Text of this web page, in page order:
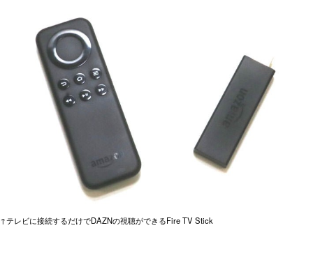
↑テレビに接続するだけでDAZNの視聴ができるFire TV Stick